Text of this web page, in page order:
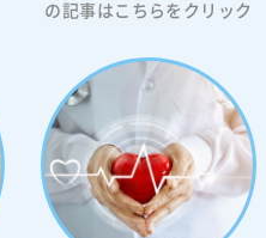
の記事はこちらをクリック